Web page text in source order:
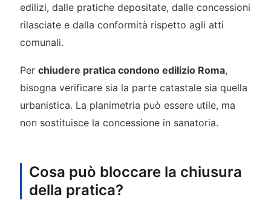
edilizi, dalle pratiche depositate, dalle concessioni
rilasciate e dalla conformità rispetto agli atti
comunali.
Per chiudere pratica condono edilizio Roma,
bisogna verificare sia la parte catastale sia quella
urbanistica. La planimetria può essere utile, ma
non sostituisce la concessione in sanatoria.
Cosa può bloccare la chiusura
della pratica?